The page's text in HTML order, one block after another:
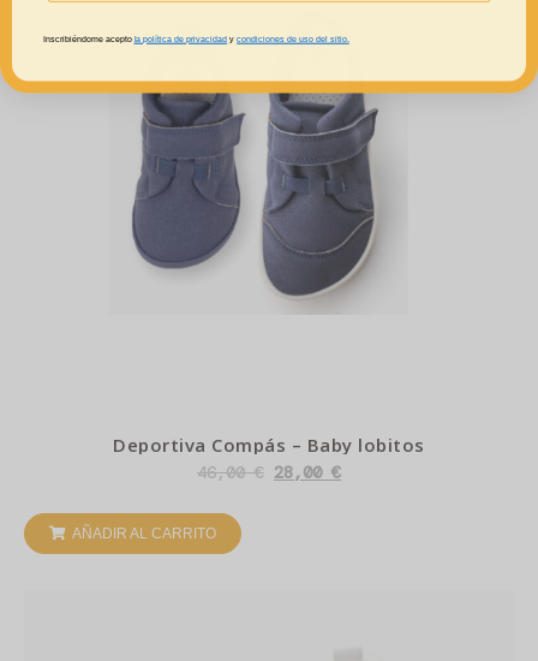
Deportiva Compás – Baby lobitos
46,00€ 28,00 €
AÑADIR AL CARRITO
Inscribiéndome acepto la política de privacidad ycondiciones de uso del sitio.